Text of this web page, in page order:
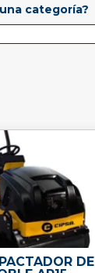
categoría?
DE